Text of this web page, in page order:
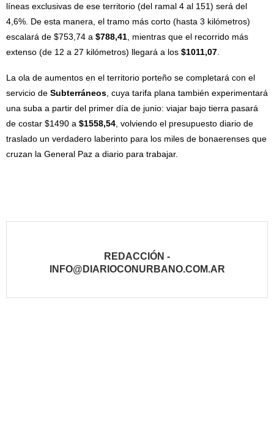
líneas exclusivas de ese territorio (del ramal 4 al 151) será del
4,6%. De esta manera, el tramo más corto (hasta 3 kilómetros)
escalará de $753,74 a $788,41 , mientras que el recorrido más
extenso (de 12 a 27 kilómetros) llegará a los $1011,07
La ola de aumentos en el territorio porteño se completará con el
servicio de Subterráneos , cuya tarifa plana también experimentará
una suba a partir del primer día de junio: viajar bajo tierra pasará
de costar $1490 a $1558,54 , volviendo el presupuesto diario de
traslado un verdadero laberinto para los miles de bonaerenses que
cruzan la General Paz a diario para trabajar.
REDACCIÓN -
INFO@DIARIOCONURBANO.COM.AR